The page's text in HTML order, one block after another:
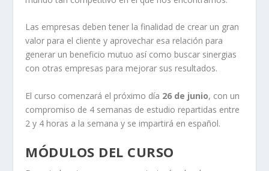
Las empresas deben tener la finalidad de crear un gran
valor para el cliente y aprovechar esa relación para
generar un beneficio mutuo así como buscar sinergias
con otras empresas para mejorar sus resultados.
El curso comenzará el próximo día 26 de junio, con un
compromiso de 4 semanas de estudio repartidas entre
2 y 4 horas a la semana y se impartirá en español.
MÓDULOS DEL CURSO